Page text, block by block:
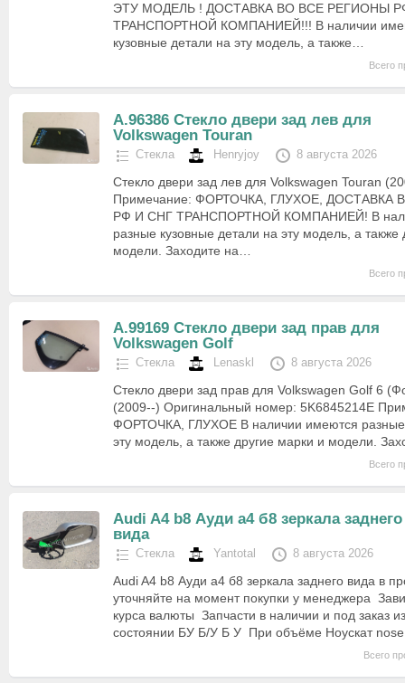
ЭТУ МОДЕЛЬ ! ДОСТАВКА ВО ВСЕ РЕГИОНЫ
ТРАНСПОРТНОЙ КОМПАНИЕЙ!!! В наличии
кузовные детали на эту модель, а также…
Всего
А.96386 Стекло двери зад лев для
Volkswagen Touran
Стекла Henryjoy 8 августа 2026
Стекло двери зад лев для Volkswagen Touran
Примечание: ФОРТОЧКА, ГЛУХОЕ, ДОСТАВКА
РФ И СНГ ТРАНСПОРТНОЙ КОМПАНИЕЙ! В
разные кузовные детали на эту модель, а также
модели. Заходите на…
Всего
А.99169 Стекло двери зад прав для
Volkswagen Golf
Стекла Lenaskl 8 августа 2026
Стекло двери зад прав для Volkswagen Golf 6
(2009--) Оригинальный номер: 5K6845214E
ФОРТОЧКА, ГЛУХОЕ В наличии имеются разные
эту модель, а также другие марки и модели.
Всего
Audi A4 b8 Ауди а4 б8 зеркала заднего
вида
Стекла Yantotal 8 августа 2026
Audi A4 b8 Ауди а4 б8 зеркала заднего вида в
уточняйте на момент покупки у менеджера
курса валюты Запчасти в наличии и под заказ
состоянии БУ Б/У Б У При объёме Ноускат
Всего